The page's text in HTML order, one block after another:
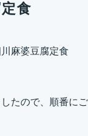
食
麻婆豆腐定食
たので、順番にご